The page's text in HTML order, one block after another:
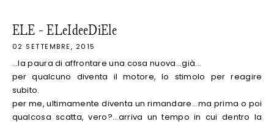
ELE - ELeIdeeDiEle
02 SETTEMBRE, 2015
...la paura di affrontare una cosa nuova...già...
per qualcuno diventa il motore, lo stimolo per reagire
subito.
per me, ultimamente diventa un rimandare...ma prima o poi
qualcosa scatta, vero?...arriva un tempo in cui dentro la